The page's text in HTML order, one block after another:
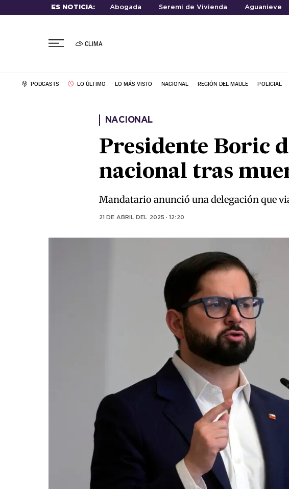
ES NOTICIA: Abogada Seremi de Vivienda Aguanieve
CLIMA
PODCASTS LO ÚLTIMO LO MÁS VISTO NACIONAL REGIÓN DEL MAULE POLICIAL
NACIONAL
Presidente Boric
nacional tras
Mandatario anunció una delegación que
21 DE ABRIL DEL 2025 · 12:20